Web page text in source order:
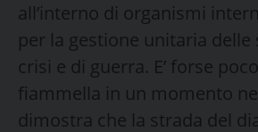
all’interno di organismi
per la gestione unitaria delle
crisi e di guerra. E’ forse
fiammella in un momento
dimostra che la strada del